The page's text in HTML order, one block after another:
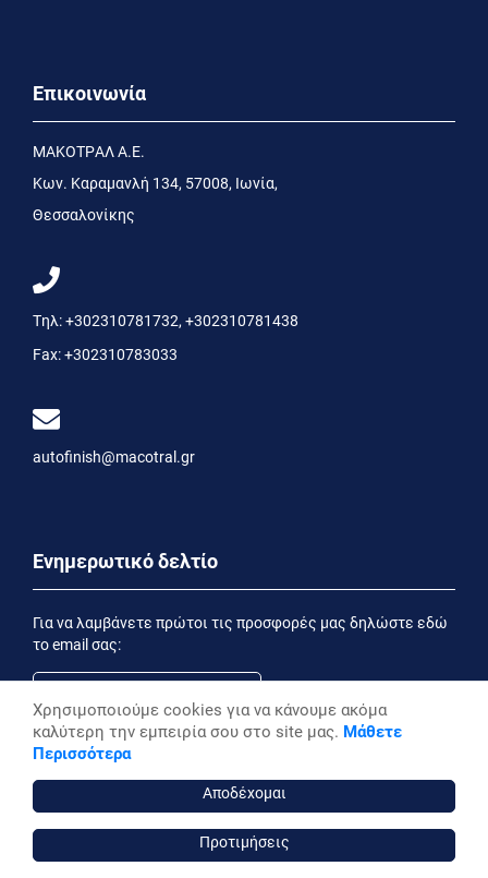
Επικοινωνία
MΑΚΟΤΡΑΛ Α.Ε.
Kων. Kαραμανλή 134, 57008, Ιωνία,
Θεσσαλονίκης
Τηλ:+302310781732, +302310781438
Fax:+302310783033
autofinish@macotral.gr
Ενημερωτικό δελτίο
Για να λαμβάνετε πρώτοι τις προσφορές μας δηλώστε εδώ
το email σας:
Εγγραφή
Έχοντας ενημερωθεί από την
επιθυμώ να λαμβάνω ενημερωτικά email
Powered by Stonewave
Χρησιμοποιούμε cookies για να κάνουμε ακόμα
καλύτερη την εμπειρία σου στο site μας. Μάθετε
Περισσότερα
Αποδέχομαι
Προτιμήσεις